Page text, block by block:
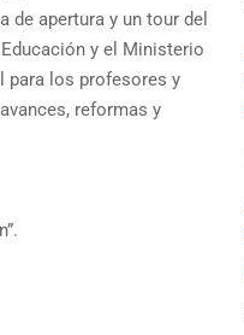
de apertura y un tour del
y el Ministerio
para los profesores y
reformas y